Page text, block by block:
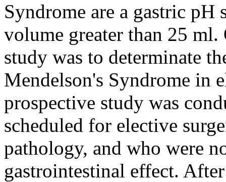
Syndrome are a gastric pH
volume greater than 25
study was to determinate
Mendelson's Syndrome in
prospective study was
scheduled for elective
pathology, and who were
gastrointestinal effect.